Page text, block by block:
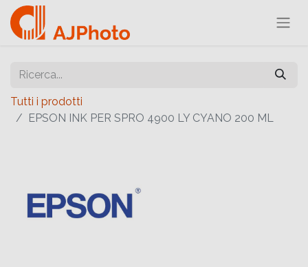
Tutti i prodotti
EPSON INK PER SPRO 4900 LY CYANO 200 ML